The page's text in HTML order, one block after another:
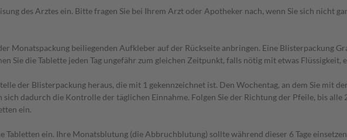
des Arztes ein. Bitte fragen Sie bei Ihrem Arzt oder Apotheker nach, wenn Sie sich nicht
Monatspackung beiliegenden Aufkleber auf der Rückseite anbringen. Eine Blisterpackung
Sie die Tablette jeden Tag ungefähr zum gleichen Zeitpunkt, falls nötig mit etwas Flüssigkeit,
der Blisterpackung heraus, die mit 1 gekennzeichnet ist. Den Wochentag, an dem Sie mit
dadurch die Kontrolle der täglichen Einnahme. Folgen Sie der Richtung der Pfeile, bis
ein.
Tabletten ein. Ihre Monatsblutung (die Abbruchblutung) sollte während dieser 6 Tage